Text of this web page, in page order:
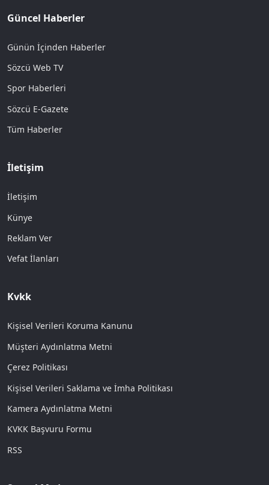
Güncel Haberler
Günün İçinden Haberler
Sözcü Web TV
Spor Haberleri
Sözcü E-Gazete
Tüm Haberler
İletişim
İletişim
Künye
Reklam Ver
Vefat İlanları
Kvkk
Kişisel Verileri Koruma Kanunu
Müşteri Aydınlatma Metni
Çerez Politikası
Kişisel Verileri Saklama ve İmha Politikası
Kamera Aydınlatma Metni
KVKK Başvuru Formu
RSS